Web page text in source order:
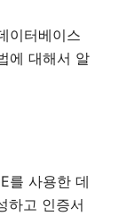
이터베이스
에 대해서 알
를 사용한 데
하고 인증서